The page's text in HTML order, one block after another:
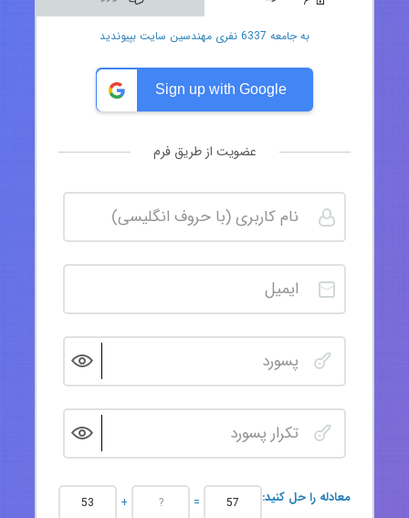
به جامعه 6337 نفری مهندسین سایت بپیوندید
Sign up with Google
عضویت از طریق فرم
:معادله را حل کنید + =